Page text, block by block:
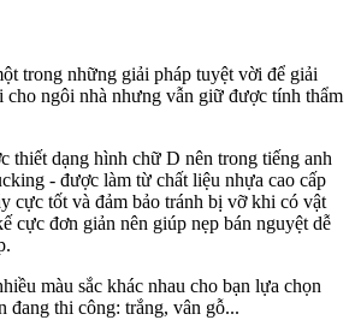
trong những giải pháp tuyệt vời để giải
cho ngôi nhà nhưng vẫn giữ được tính thẩm
thiết dạng hình chữ D nên trong tiếng anh
- được làm từ chất liệu nhựa cao cấp
cực tốt và đảm bảo tránh bị vỡ khi có vật
cực đơn giản nên giúp nẹp bán nguyệt dễ
màu sắc khác nhau cho bạn lựa chọn
đang thi công: trắng, vân gỗ...